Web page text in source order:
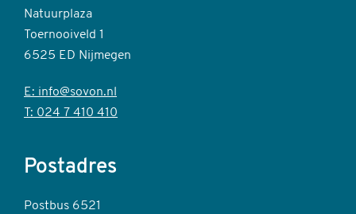
Natuurplaza
Toernooiveld 1
6525 ED Nijmegen
E: info@sovon.nl
T: 024 7 410 410
Postadres
Postbus 6521